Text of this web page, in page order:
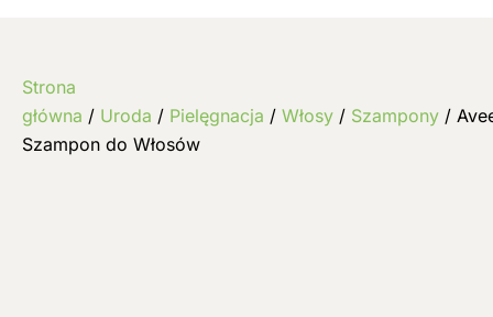
Strona
główna / Uroda / Pielęgnacja / Włosy / Szampony /
Szampon do Włosów